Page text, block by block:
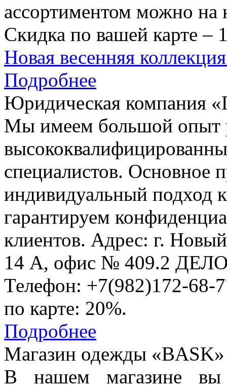
ассортиментом можно
Скидка по вашей карте –
Новая весенняя
Подробнее
Юридическая компания
Мы имеем большой опыт
специалистов. Основное
индивидуальный подход
гарантируем
клиентов. Адрес: г.
14 А, офис № 409.2
Телефон: +7(982)172-68-
по карте: 20%.
Подробнее
Магазин одежды «BASK»
В нашем магазине вы